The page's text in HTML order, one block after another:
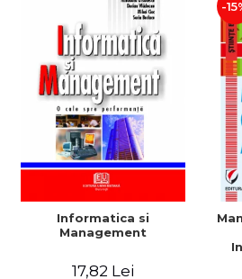
Informatica si
Management
17,82 Lei
-